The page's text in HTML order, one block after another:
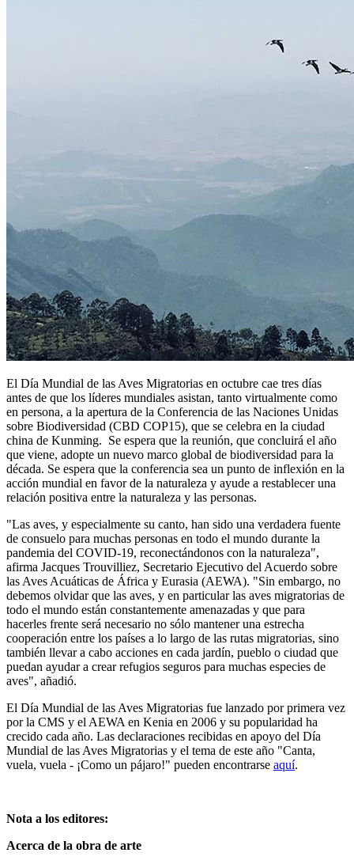
El Día Mundial de las Aves Migratorias en octubre cae tres días
antes de que los líderes mundiales asistan, tanto virtualmente como
en persona, a la apertura de la Conferencia de las Naciones Unidas
sobre Biodiversidad (CBD COP15), que se celebra en la ciudad
china de Kunming. Se espera que la reunión, que concluirá el año
que viene, adopte un nuevo marco global de biodiversidad para la
década. Se espera que la conferencia sea un punto de inflexión en la
acción mundial en favor de la naturaleza y ayude a restablecer una
relación positiva entre la naturaleza y las personas.
"Las aves, y especialmente su canto, han sido una verdadera fuente
de consuelo para muchas personas en todo el mundo durante la
pandemia del COVID-19, reconectándonos con la naturaleza",
afirma Jacques Trouvilliez, Secretario Ejecutivo del Acuerdo sobre
las Aves Acuáticas de África y Eurasia (AEWA). "Sin embargo, no
debemos olvidar que las aves, y en particular las aves migratorias de
todo el mundo están constantemente amenazadas y que para
hacerles frente será necesario no sólo mantener una estrecha
cooperación entre los países a lo largo de las rutas migratorias, sino
también llevar a cabo acciones en cada jardín, pueblo o ciudad que
puedan ayudar a crear refugios seguros para muchas especies de
aves", añadió.
El Día Mundial de las Aves Migratorias fue lanzado por primera vez
por la CMS y el AEWA en Kenia en 2006 y su popularidad ha
crecido cada año. Las declaraciones recibidas en apoyo del Día
Mundial de las Aves Migratorias y el tema de este año "Canta,
vuela, vuela - ¡Como un pájaro!" pueden encontrarse aquí.
Nota a los editores:
Acerca de la obra de arte